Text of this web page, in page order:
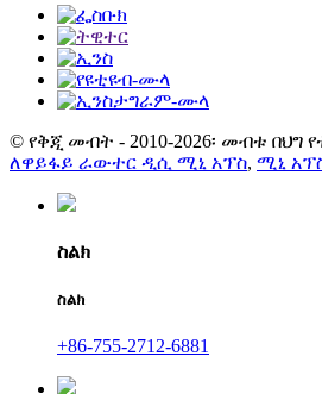
© የቅጂ መብት - 2010-2026፡ መብቱ በህግ
ለዋይፋይ ራውተር ዲሲ ሚኒ አፕስ, ሚኒ
ስልክ
ስልክ
+86-755-2712-6881